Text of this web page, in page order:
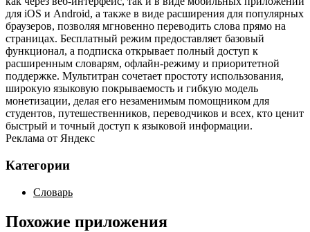
для iOS и Android, а также в виде расширения для популярных
браузеров, позволяя мгновенно переводить слова прямо на
страницах. Бесплатный режим предоставляет базовый
функционал, а подписка открывает полный доступ к
расширенным словарям, офлайн‑режиму и приоритетной
поддержке. Мультитран сочетает простоту использования,
широкую языковую покрываемость и гибкую модель
монетизации, делая его незаменимым помощником для
студентов, путешественников, переводчиков и всех, кто ценит
быстрый и точный доступ к языковой информации.
Реклама от Яндекс
Категории
Словарь
Похожие приложения